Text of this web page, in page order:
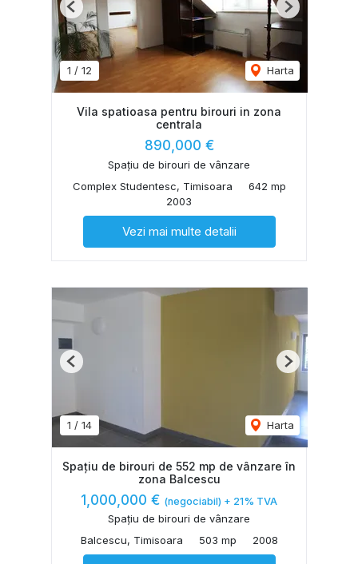
1 / 12 Harta
Previous Next
Vila spatioasa pentru birouri in zona
centrala
890,000 €
Spațiu de birouri de vânzare
Complex Studentesc, Timisoara
642 mp
2003
Vezi mai multe detalii
1 / 14 Harta
Previous Next
Spațiu de birouri de 552 mp de vânzare în
zona Balcescu
1,000,000 € (negociabil) + 21% TVA
Spațiu de birouri de vânzare
Balcescu, Timisoara
503 mp 2008